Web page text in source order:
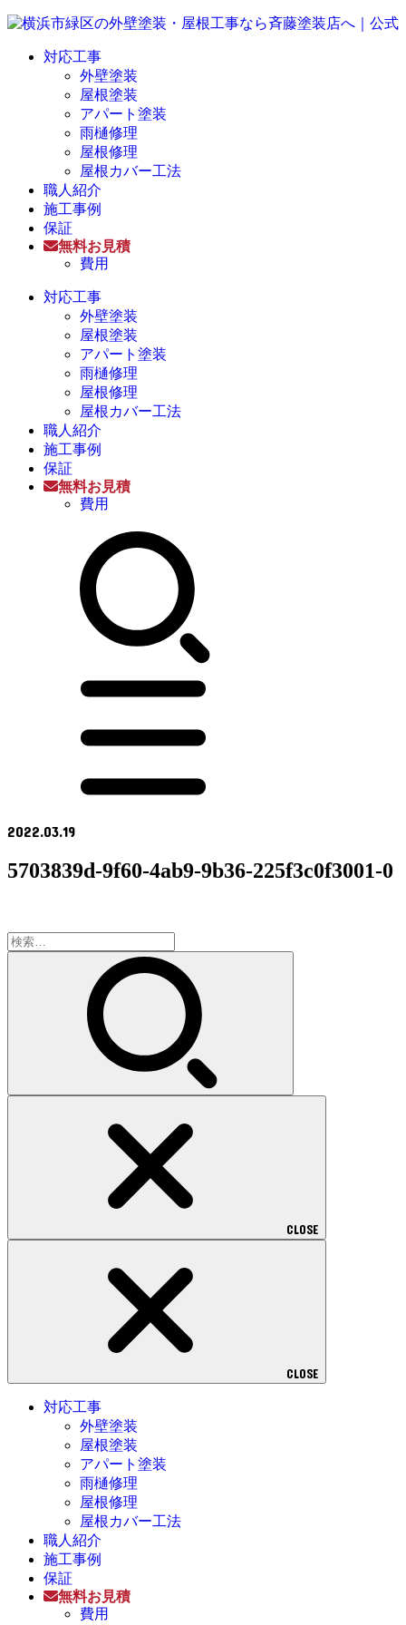
対応工事
外壁塗装
屋根塗装
アパート塗装
雨樋修理
屋根修理
屋根カバー工法
職人紹介
施工事例
保証
無料お見積
費用
対応工事
外壁塗装
屋根塗装
アパート塗装
雨樋修理
屋根修理
屋根カバー工法
職人紹介
施工事例
保証
無料お見積
費用
2022.03.19
5703839d-9f60-4ab9-9b36-225f3c0f3001-0
検
索:
CLOSE
CLOSE
対応工事
外壁塗装
屋根塗装
アパート塗装
雨樋修理
屋根修理
屋根カバー工法
職人紹介
施工事例
保証
無料お見積
費用